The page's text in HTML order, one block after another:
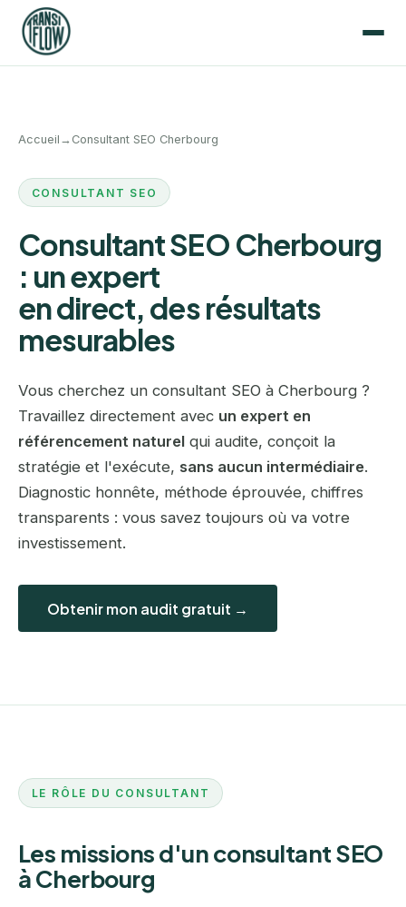
Accueil → Consultant SEO Cherbourg
CONSULTANT SEO
Consultant SEO Cherbourg
: un expert
en direct, des résultats
mesurables
Vous cherchez un consultant SEO à Cherbourg ?
Travaillez directement avec un expert en
référencement naturel qui audite, conçoit la
stratégie et l'exécute, sans aucun intermédiaire.
Diagnostic honnête, méthode éprouvée, chiffres
transparents : vous savez toujours où va votre
investissement.
Obtenir mon audit gratuit →
LE RÔLE DU CONSULTANT
Les missions d'un consultant SEO
à Cherbourg